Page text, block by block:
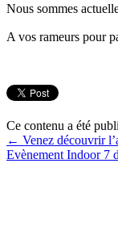
Nous sommes
A vos rameurs pour
Ce contenu a été
← Venez découvrir
Evènement Indoor 7